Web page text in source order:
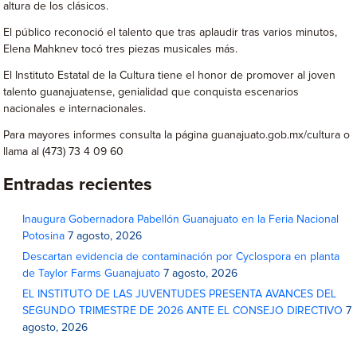
altura de los clásicos.
El público reconoció el talento que tras aplaudir tras varios minutos,
Elena Mahknev tocó tres piezas musicales más.
El Instituto Estatal de la Cultura tiene el honor de promover al joven
talento guanajuatense, genialidad que conquista escenarios
nacionales e internacionales.
Para mayores informes consulta la página guanajuato.gob.mx/cultura o
llama al (473) 73 4 09 60
Entradas recientes
Inaugura Gobernadora Pabellón Guanajuato en la Feria Nacional
Potosina 7 agosto, 2026
Descartan evidencia de contaminación por Cyclospora en planta
de Taylor Farms Guanajuato 7 agosto, 2026
EL INSTITUTO DE LAS JUVENTUDES PRESENTA AVANCES DEL
SEGUNDO TRIMESTRE DE 2026 ANTE EL CONSEJO DIRECTIVO 7
agosto, 2026